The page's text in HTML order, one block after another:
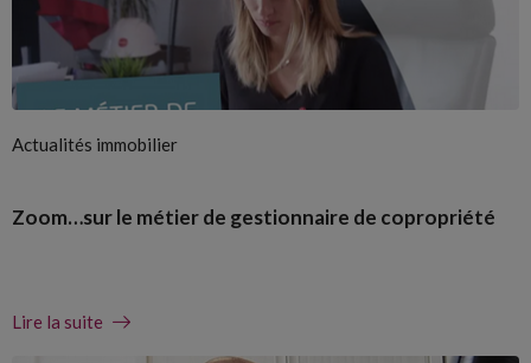
Actualités immobilier
Zoom…sur le métier de gestionnaire de copropriété
Lire la suite